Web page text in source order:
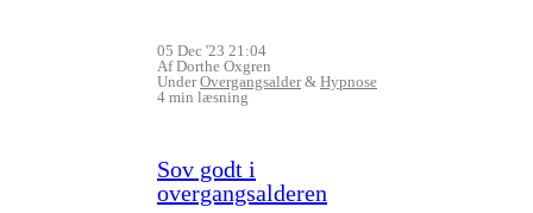
05 Dec '23 21:04
Af Dorthe Oxgren
UnderOvergangsalder& Hypnose
4 min læsning
Sov godt i
overgangsalderen